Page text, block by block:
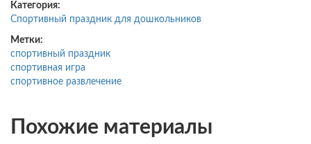
Категория:
Спортивный праздник для дошкольников
Метки:
спортивный праздник
спортивная игра
спортивное развлечение
Похожие материалы